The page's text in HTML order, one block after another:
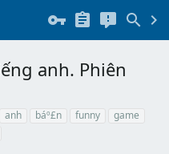
anh. Phiên
anh báº£n funny
game